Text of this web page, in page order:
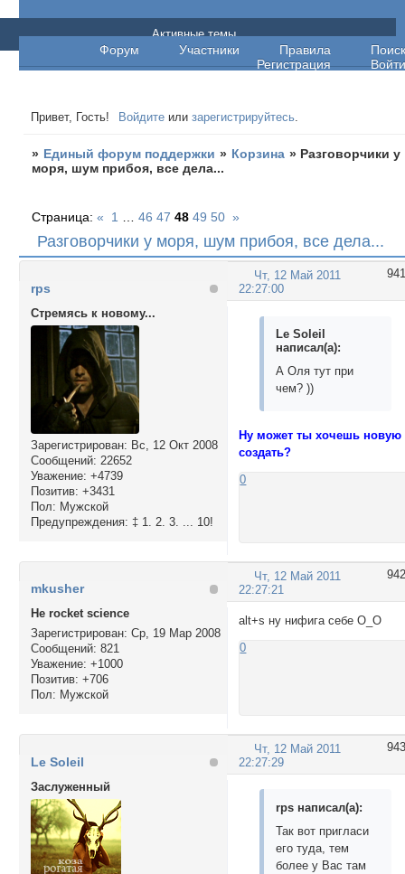
Единый форум поддержки
Форум Участники Правила
Поиск
Регистрация
Войти
Активные темы
Привет, Гость! Войдите илизарегистрируйтесь.
» Единый форум поддержки » Корзина » Разговорчики у
моря, шум прибоя, все дела...
Разговорчики у моря, шум прибоя, все дела...
Страница:« 1 46 47 48 49 50 »
941
Чт, 12 Май 2011
22:27:00
rps
Стремясь к новому...
Зарегистрирован: Вс, 12 Окт 2008
Сообщений: 22652
Уважение: +4739
Позитив: +3431
Пол: Мужской
Предупреждения: ‡ 1. 2. 3. ... 10!
Le Soleil
написал(а):
А Оля тут при
чем? ))
Ну может ты хочешь новую
создать?
0
942
Чт, 12 Май 2011
22:27:21
mkusher
Не rocket science
Зарегистрирован: Ср, 19 Мар 2008
Сообщений: 821
Уважение: +1000
Позитив: +706
Пол: Мужской
alt+s ну нифига себе О_О
0
943
Чт, 12 Май 2011
22:27:29
Le Soleil
Заслуженный
rps написал(а):
Так вот пригласи
его туда, тем
более у Вас там